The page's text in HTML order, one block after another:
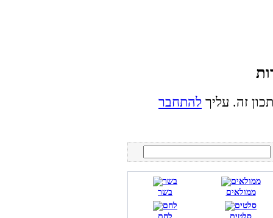
זה. עליך להתחבר
בשר ממולאים